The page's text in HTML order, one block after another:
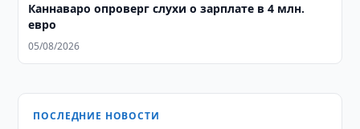
Каннаваро опроверг слухи о зарплате в 4 млн.
евро
05/08/2026
ПОСЛЕДНИЕ НОВОСТИ